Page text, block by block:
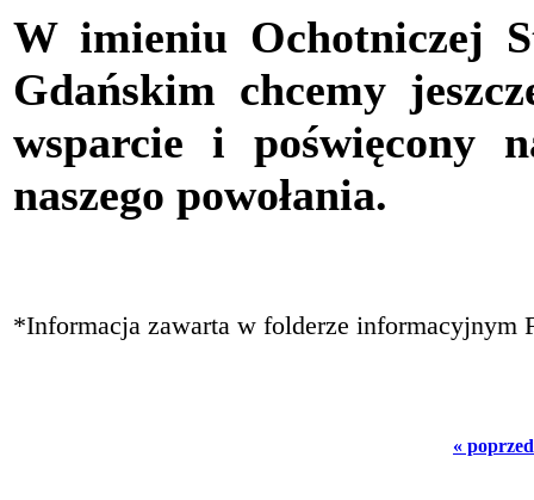
W imieniu Ochotniczej
Gdańskim chcemy
wsparcie i poświęcony
naszego powołania.
*Informacja zawarta w folderze informacyjnym
«